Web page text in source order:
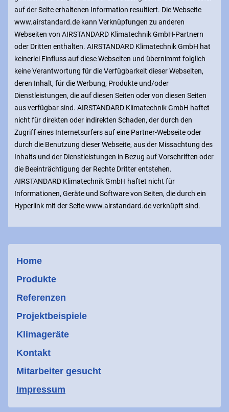
Home
Produkte
Referenzen
Projektbeispiele
Klimageräte
Kontakt
Mitarbeiter gesucht
Impressum
auf der Seite erhaltenen Information resultiert. Die Webseite
www.airstandard.de kann Verknüpfungen zu anderen
Webseiten von AIRSTANDARD Klimatechnik GmbH-Partnern
oder Dritten enthalten. AIRSTANDARD Klimatechnik GmbH hat
keinerlei Einfluss auf diese Webseiten und übernimmt folglich
keine Verantwortung für die Verfügbarkeit dieser Webseiten,
deren Inhalt, für die Werbung, Produkte und/oder
Dienstleistungen, die auf diesen Seiten oder von diesen Seiten
aus verfügbar sind. AIRSTANDARD Klimatechnik GmbH haftet
nicht für direkten oder indirekten Schaden, der durch den
Zugriff eines Internetsurfers auf eine Partner-Webseite oder
durch die Benutzung dieser Webseite, aus der Missachtung des
Inhalts und der Dienstleistungen in Bezug auf Vorschriften oder
die Beeinträchtigung der Rechte Dritter entstehen.
AIRSTANDARD Klimatechnik GmbH haftet nicht für
Informationen, Geräte und Software von Seiten, die durch ein
Hyperlink mit der Seite www.airstandard.de verknüpft sind.